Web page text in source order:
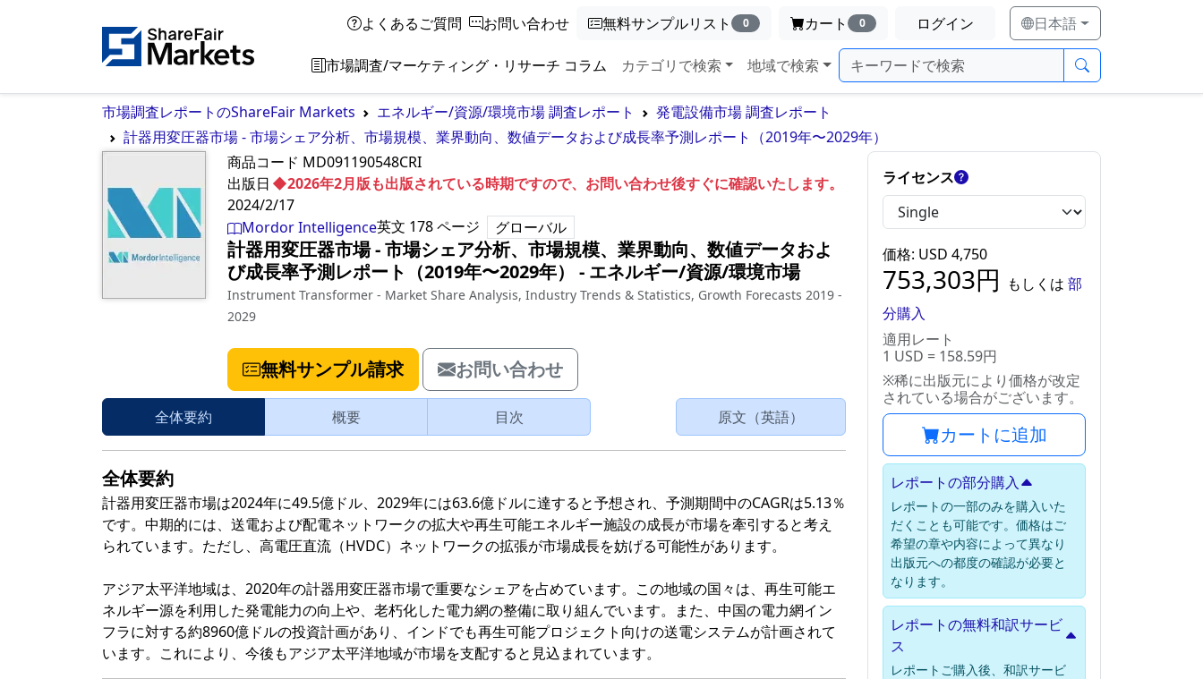
よくあるご質問 お問い合わせ 無料サンプルリスト 0 カート 0 ログイン 日本語
市場調査/マーケティング・リサーチ コラム カテゴリで検索 地域で検索
市場調査レポートのShareFair Markets エネルギー/資源/環境市場 調査レポート
発電設備市場 調査レポート
計器用変圧器市場 - 市場シェア分析、市場規模、業界動向、数値データおよび成長率予測レポート（2019年〜2029年）
商品コード MD091190548CRI
◆2026年2月版も出版されている時期ですので、お問い合わせ後すぐに確認いたします。
出版日
2024/2/17
Mordor Intelligence英文 178ページ グローバル
計器用変圧器市場 - 市場シェア分析、市場規模、業界動向、数値データおよ
び成長率予測レポート（2019年〜2029年）
‐ エネルギー/資源/環境市場
Instrument Transformer - Market Share Analysis, Industry Trends & Statistics, Growth Forecasts 2019 -
2029
無料サンプル請求 お問い合わせ
全体要約 概要 目次 原文（英語）
全体要約
計器用変圧器市場は2024年に49.5億ドル、2029年には63.6億ドルに達すると予想され、予測期間中のCAGRは5.13％
です。中期的には、送電および配電ネットワークの拡大や再生可能エネルギー施設の成長が市場を牽引すると考え
られています。ただし、高電圧直流（HVDC）ネットワークの拡張が市場成長を妨げる可能性があります。
アジア太平洋地域は、2020年の計器用変圧器市場で重要なシェアを占めています。この地域の国々は、再生可能エ
ネルギー源を利用した発電能力の向上や、老朽化した電力網の整備に取り組んでいます。また、中国の電力網イン
フラに対する約8960億ドルの投資計画があり、インドでも再生可能プロジェクト向けの送電システムが計画されて
います。これにより、今後もアジア太平洋地域が市場を支配すると見込まれています。
ライセンス
価格: USD 4,750
753,303円 もしくは 部
分購入
適用レート
1 USD = 158.59円
※稀に出版元により価格が改定
されている場合がございます。
カートに追加
レポートの部分購入
レポートの一部のみを購入いた
だくことも可能です。価格はご
希望の章や内容によって異なり
出版元への都度の確認が必要と
なります。
レポートの無料和訳サービ
ス
レポートご購入後、和訳サービ